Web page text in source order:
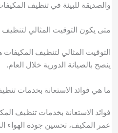
والصديقة للبيئة في تنظيف
متى يكون التوقيت المثالي لتنظيف
التوقيت المثالي لتنظيف
ينصح بالصيانة الدورية خلال العام.
ما هي فوائد الاستعانة بخدمات
فوائد الاستعانة بخدمات تنظيف
عمر المكيف، تحسين جودة الهواء